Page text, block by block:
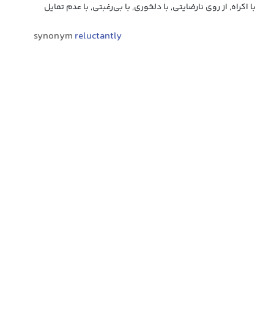
با اکراه, از روی نارضایتی, با دلخوری, با بی‌رغبتی, با عدم تمایل
synonym reluctantly